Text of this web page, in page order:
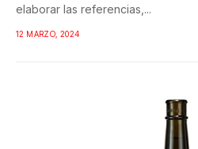
elaborar las referencias,...
12 MARZO, 2024